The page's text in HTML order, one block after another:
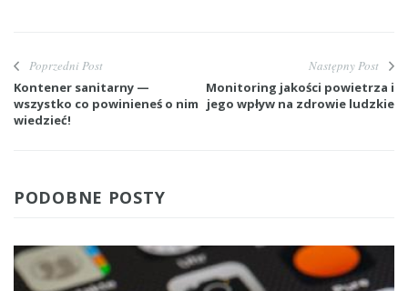
Poprzedni Post
Kontener sanitarny —
wszystko co powinieneś o nim
wiedzieć!
Następny Post
Monitoring jakości powietrza i
jego wpływ na zdrowie ludzkie
PODOBNE POSTY